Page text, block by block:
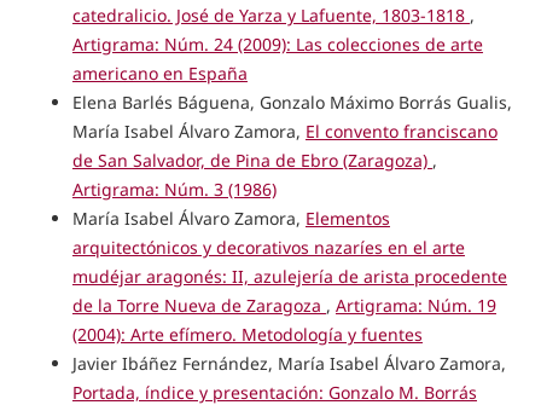
catedralicio. José de Yarza y Lafuente, 1803-1818 ,
Artigrama: Núm. 24 (2009): Las colecciones de arte
americano en España
Elena Barlés Báguena, Gonzalo Máximo Borrás Gualis,
María Isabel Álvaro Zamora, El convento franciscano
de San Salvador, de Pina de Ebro (Zaragoza) ,
Artigrama: Núm. 3 (1986)
María Isabel Álvaro Zamora, Elementos
arquitectónicos y decorativos nazaríes en el arte
mudéjar aragonés: II, azulejería de arista procedente
de la Torre Nueva de Zaragoza , Artigrama: Núm. 19
(2004): Arte efímero. Metodología y fuentes
Javier Ibáñez Fernández, María Isabel Álvaro Zamora,
Portada, índice y presentación: Gonzalo M. Borrás